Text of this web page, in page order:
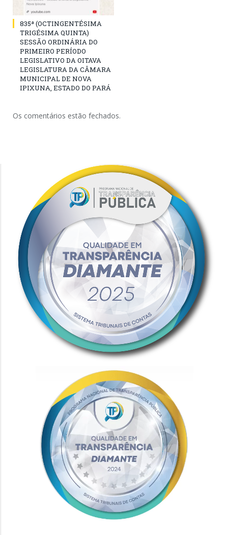
835ª (OCTINGENTÉSIMA
TRIGÉSIMA QUINTA)
SESSÃO ORDINÁRIA DO
PRIMEIRO PERÍODO
LEGISLATIVO DA OITAVA
LEGISLATURA DA CÂMARA
MUNICIPAL DE NOVA
IPIXUNA, ESTADO DO PARÁ
Os comentários estão fechados.